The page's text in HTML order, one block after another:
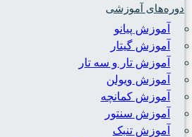
دوره‌های آموزشی
آموزش پیانو
آموزش گیتار
آموزش تار و سه تار
آموزش ویولن
آموزش کمانچه
آموزش سنتور
آموزش تنبک